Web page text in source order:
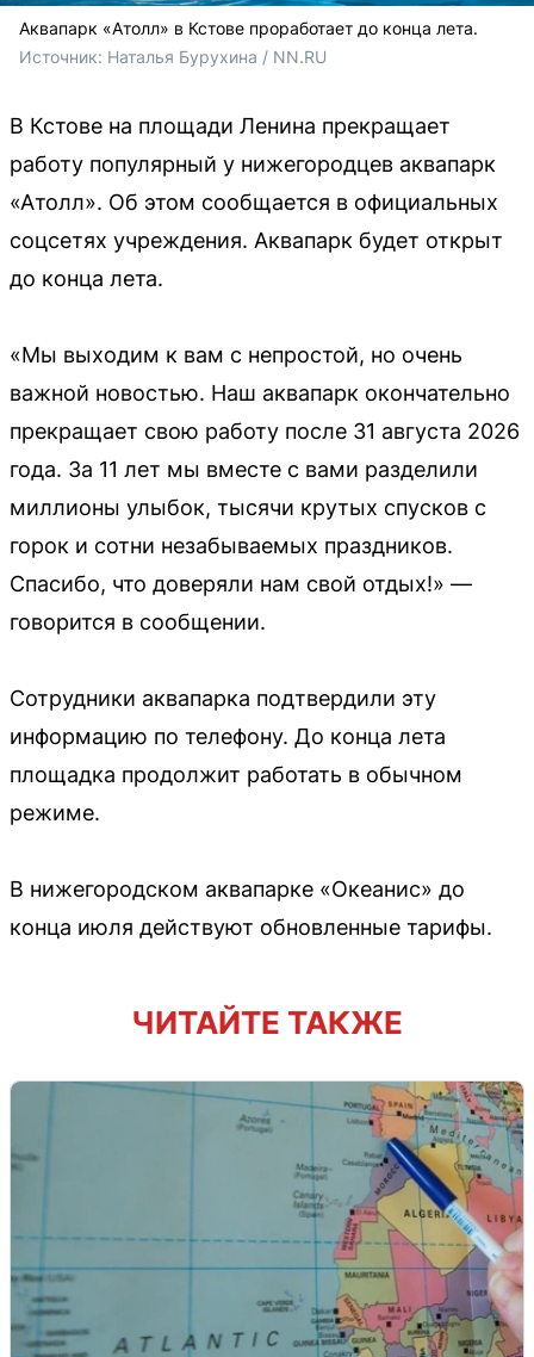
Аквапарк «Атолл» в Кстове проработает до конца лета.
Источник: Наталья Бурухина / NN.RU
В Кстове на площади Ленина прекращает
работу популярный у нижегородцев аквапарк
«Атолл». Об этом сообщается в официальных
соцсетях учреждения. Аквапарк будет открыт
до конца лета.
«Мы выходим к вам с непростой, но очень
важной новостью. Наш аквапарк окончательно
прекращает свою работу после 31 августа 2026
года. За 11 лет мы вместе с вами разделили
миллионы улыбок, тысячи крутых спусков с
горок и сотни незабываемых праздников.
Спасибо, что доверяли нам свой отдых!» —
говорится в сообщении.
Сотрудники аквапарка подтвердили эту
информацию по телефону. До конца лета
площадка продолжит работать в обычном
режиме.
В нижегородском аквапарке «Океанис» до
конца июля действуют обновленные тарифы.
ЧИТАЙТЕ ТАКЖЕ